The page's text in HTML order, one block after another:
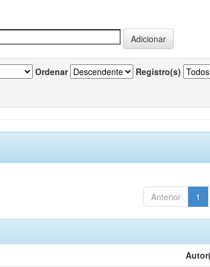
Ordenar Registro(s)
Anterior 1